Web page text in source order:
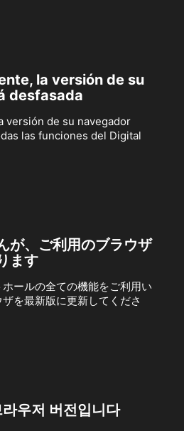
la versión de su
desfasada
versión de su navegador
las funciones del Digital
が、ご利用のブラウザ
ます
ールの全ての機能をご利用い
を最新版に更新してくださ
우저 버전입니다